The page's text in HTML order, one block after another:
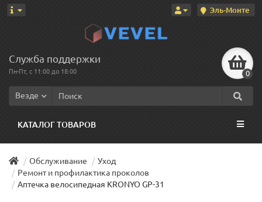
Эль-Монте
Служба поддержки
Пн-Пт, с 11:00 до 18:00 0
Везде
КАТАЛОГ ТОВАРОВ
Обслуживание
Уход
Ремонт и профилактика проколов
Аптечка велосипедная KRONYO GP-31